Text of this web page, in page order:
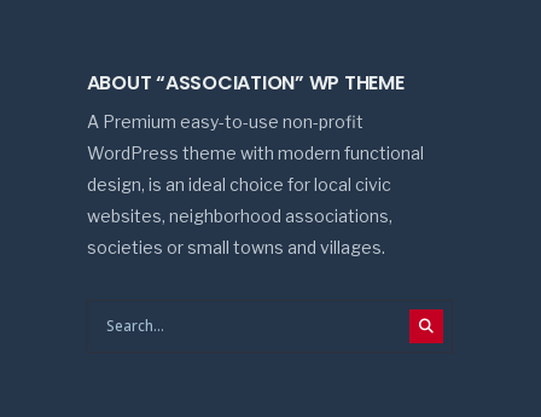
ABOUT “ASSOCIATION” WP THEME
A Premium easy-to-use non-profit
WordPress theme with modern functional
design, is an ideal choice for local civic
websites, neighborhood associations,
societies or small towns and villages.